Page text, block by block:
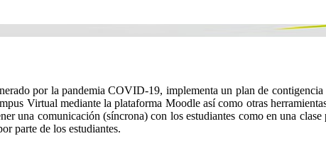
por la pandemia COVID-19, implementa un plan de
Virtual mediante la plataforma Moodle así como otras
una comunicación (síncrona) con los estudiantes como en una
parte de los estudiantes.